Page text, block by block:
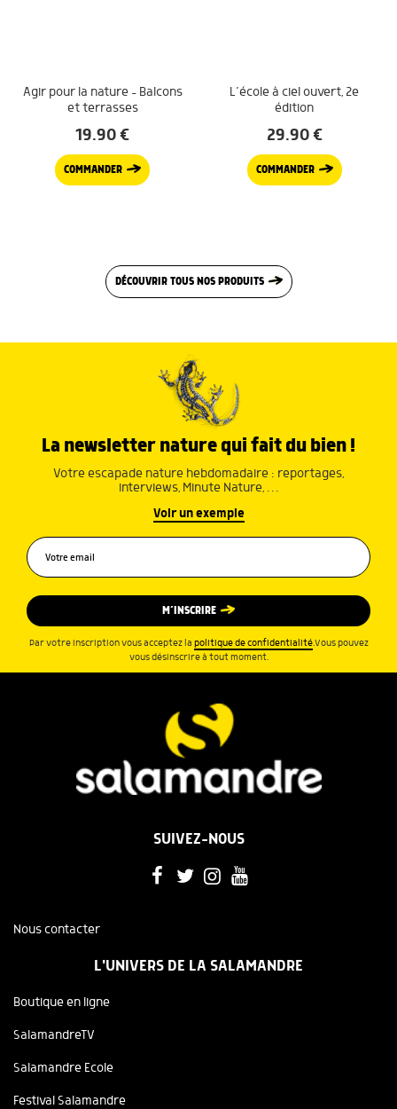
Agir pour la nature – Balcons
et terrasses
19.90€
COMMANDER
L’école à ciel ouvert, 2e
édition
29.90€
COMMANDER
DÉCOUVRIR TOUS NOS PRODUITS
La newsletter nature qui fait du bien !
Votre escapade nature hebdomadaire : reportages,
interviews, Minute Nature, …
Voir un exemple
M’INSCRIRE
Par votre inscription vous acceptez la politique de confidentialité.Vous pouvez
vous désinscrire à tout moment.
SUIVEZ-NOUS
Nous contacter
L'UNIVERS DE LA SALAMANDRE
Boutique en ligne
SalamandreTV
Salamandre Ecole
Festival Salamandre